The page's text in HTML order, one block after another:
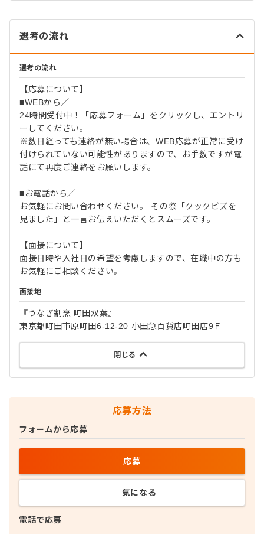
選考の流れ
選考の流れ
【応募について】
■WEBから／
24時間受付中！「応募フォーム」をクリックし、エントリ
ーしてください。
※数日経っても連絡が無い場合は、WEB応募が正常に受け
付けられていない可能性がありますので、お手数ですが電
話にて再度ご連絡をお願いします。
■お電話から／
お気軽にお問い合わせください。 その際「クックビズを
見ました」と一言お伝えいただくとスムーズです。
【面接について】
面接日時や入社日の希望を考慮しますので、在職中の方も
お気軽にご相談ください。
面接地
『うなぎ割烹 町田双葉』
東京都町田市原町田6-12-20 小田急百貨店町田店9Ｆ
閉じる
応募方法
電話で応募
フォームから応募
応募
気になる